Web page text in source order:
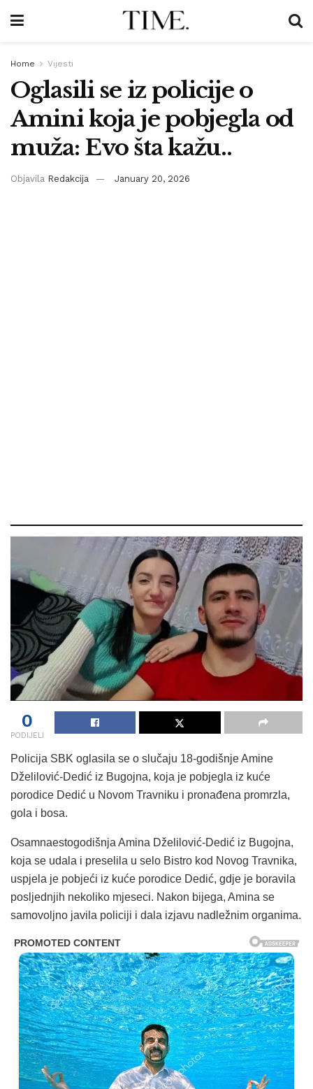
Home Vijesti
Oglasili se iz policije o
Amini koja je pobjegla od
muža: Evo šta kažu..
Objavila Redakcija January 20, 2026
0
PODIJELI
Policija SBK oglasila se o slučaju 18-godišnje Amine
Dželilović-Dedić iz Bugojna, koja je pobjegla iz kuće
porodice Dedić u Novom Travniku i pronađena promrzla,
gola i bosa.
Osamnaestogodišnja Amina Dželilović-Dedić iz Bugojna,
koja se udala i preselila u selo Bistro kod Novog Travnika,
uspjela je pobjeći iz kuće porodice Dedić, gdje je boravila
posljednjih nekoliko mjeseci. Nakon bijega, Amina se
samovoljno javila policiji i dala izjavu nadležnim organima.